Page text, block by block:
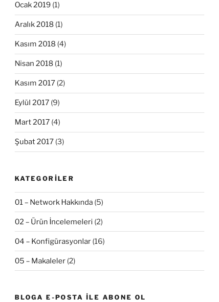
Ocak 2019 (1)
Aralık 2018 (1)
Kasım 2018 (4)
Nisan 2018 (1)
Kasım 2017 (2)
Eylül 2017 (9)
Mart 2017 (4)
Şubat 2017 (3)
KATEGORILER
01 – Network Hakkında (5)
02 – Ürün İncelemeleri (2)
04 – Konfigürasyonlar (16)
05 – Makaleler (2)
BLOGA E-POSTA ILE ABONE OL